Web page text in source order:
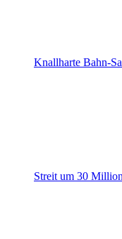
Knallharte Bahn-
Streit um 30